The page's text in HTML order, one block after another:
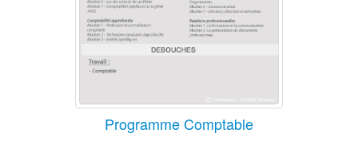
Programme Comptable